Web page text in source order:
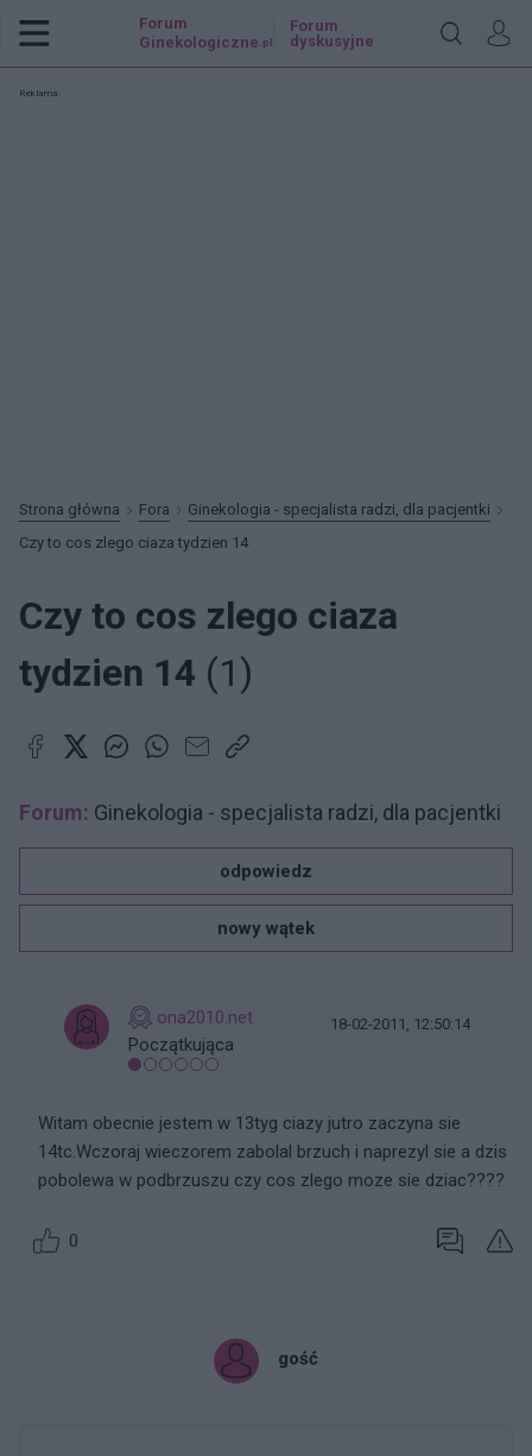
Forum
Ginekologiczne .pl
Forum
dyskusyjne
Reklama:
Strona główna Fora
Ginekologia - specjalista radzi, dla pacjentki
Czy to cos zlego ciaza tydzien 14
Czy to cos zlego ciaza
tydzien 14 (1)
Forum: Ginekologia - specjalista radzi, dla pacjentki
odpowiedz
nowy wątek
ona2010.net
Początkująca
18-02-2011, 12:50:14
Witam obecnie jestem w 13tyg ciazy jutro zaczyna sie
14tc.Wczoraj wieczorem zabolal brzuch i naprezyl sie a dzis
pobolewa w podbrzuszu czy cos zlego moze sie dziac????
0
gość